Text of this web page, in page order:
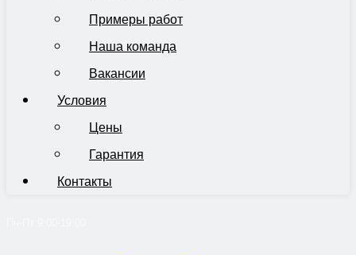
Примеры работ
Наша команда
Вакансии
Условия
Цены
Гарантия
Контакты